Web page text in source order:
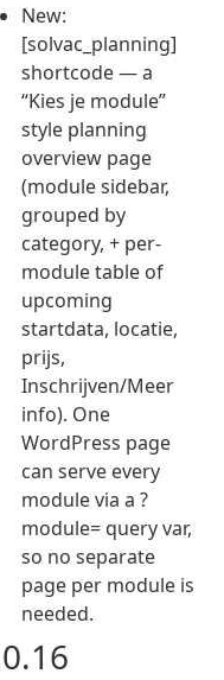
New:
[solvac_planning]
shortcode — a
“Kies je module”
style planning
overview page
(module sidebar,
grouped by
category, + per-
module table of
upcoming
startdata, locatie,
prijs,
Inschrijven/Meer
info). One
WordPress page
can serve every
module via a ?
module= query var,
so no separate
page per module is
needed.